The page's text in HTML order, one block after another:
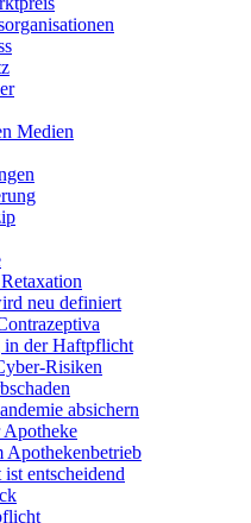
Medien
neu definiert
in der Haftpflicht
Risiken
absichern
Apothekenbetrieb
entscheidend